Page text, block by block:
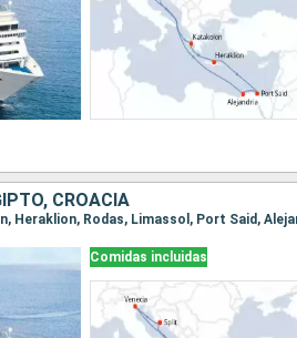
CROACIA
Heraklion, Rodas, Limassol, Port Said,
Comidas incluidas